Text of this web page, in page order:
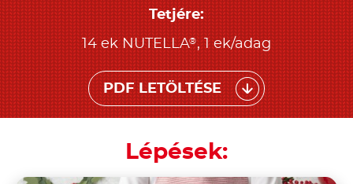
Tetjére:
14 ek NUTELLA®, 1 ek/adag
PDF LETÖLTÉSE
Lépések: